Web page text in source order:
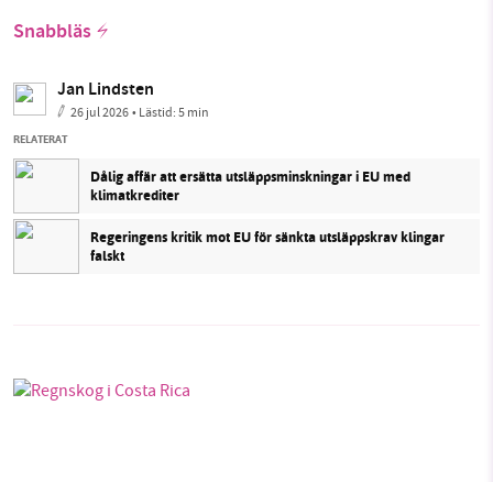
Snabbläs
Jan Lindsten
26 jul 2026• Lästid:5 min
RELATERAT
Dålig affär att ersätta utsläppsminskningar i EU med
klimatkrediter
Regeringens kritik mot EU för sänkta utsläppskrav klingar
falskt